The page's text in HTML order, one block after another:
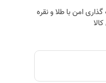
امن با طلا و نقره